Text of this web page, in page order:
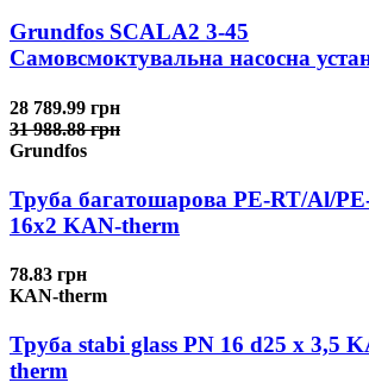
Grundfos SCALA2 3-45
Самовсмоктувальна насосна
28 789.99 грн
31 988.88 грн
Grundfos
Труба багатошарова PE-RT/Al/
16x2 KAN-therm
78.83 грн
KAN-therm
Труба stabi glass PN 16 d25 х 3,5
therm